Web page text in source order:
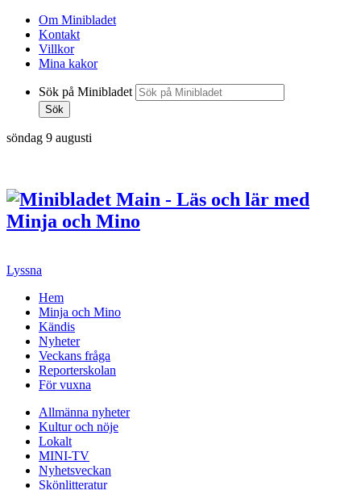
Om Minibladet
Kontakt
Villkor
Mina kakor
Sök på Minibladet
Sök
söndag 9 augusti
Hoppa
innehållet
Lyssna
Hem
Minja och Mino
Kändis
Nyheter
Veckans fråga
Reporterskolan
För vuxna
Allmänna nyheter
Kultur och nöje
Lokalt
MINI-TV
Nyhetsveckan
Skönlitteratur